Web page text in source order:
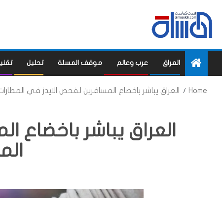
العراق عرب وعالم موقف المسلة تحليل
Home العراق يباشر باخضاع المسافرين لفحص الايدز في
العراق يباشر باخضاع